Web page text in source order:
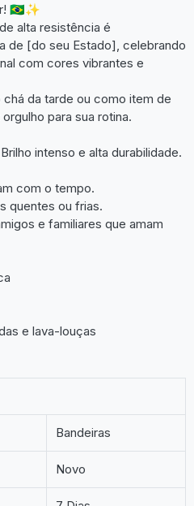
🇧🇷✨
alta resistência é
de [do seu Estado], celebrando
com cores vibrantes e
da tarde ou como item de
para sua rotina.
intenso e alta durabilidade.
com o tempo.
quentes ou frias.
e familiares que amam
e lava-louças
Bandeiras
Novo